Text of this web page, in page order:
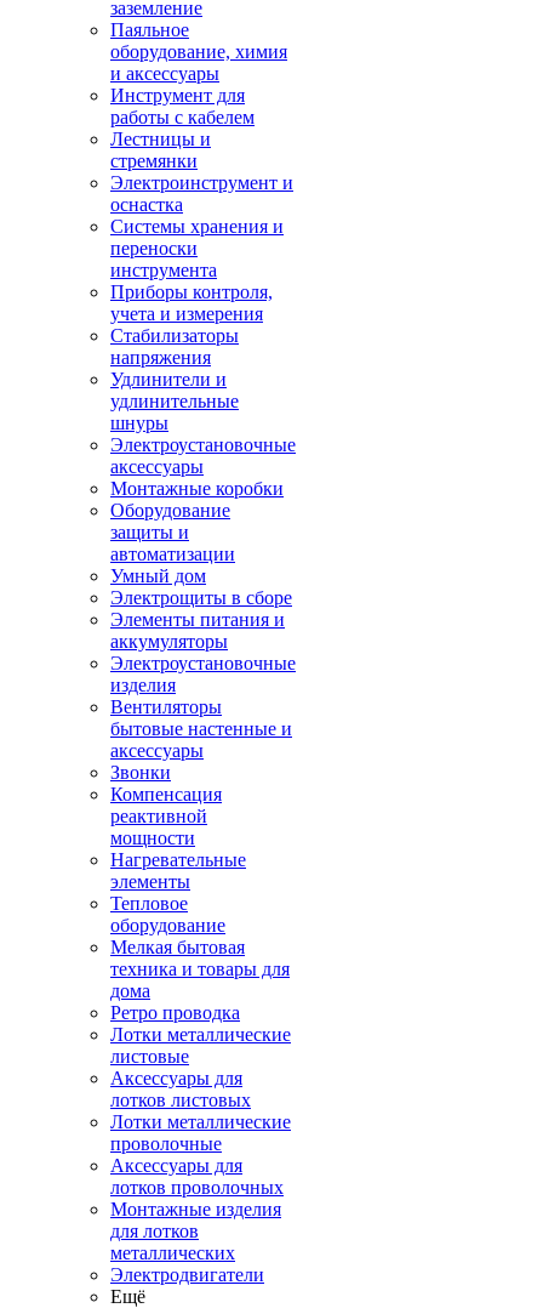
заземление
Паяльное
оборудование, химия
и аксессуары
Инструмент для
работы с кабелем
Лестницы и
стремянки
Электроинструмент и
оснастка
Системы хранения и
переноски
инструмента
Приборы контроля,
учета и измерения
Стабилизаторы
напряжения
Удлинители и
удлинительные
шнуры
Электроустановочные
аксессуары
Монтажные коробки
Оборудование
защиты и
автоматизации
Умный дом
Электрощиты в сборе
Элементы питания и
аккумуляторы
Электроустановочные
изделия
Вентиляторы
бытовые настенные и
аксессуары
Звонки
Компенсация
реактивной
мощности
Нагревательные
элементы
Тепловое
оборудование
Мелкая бытовая
техника и товары для
дома
Ретро проводка
Лотки металлические
листовые
Аксессуары для
лотков листовых
Лотки металлические
проволочные
Аксессуары для
лотков проволочных
Монтажные изделия
для лотков
металлических
Электродвигатели
Ещё